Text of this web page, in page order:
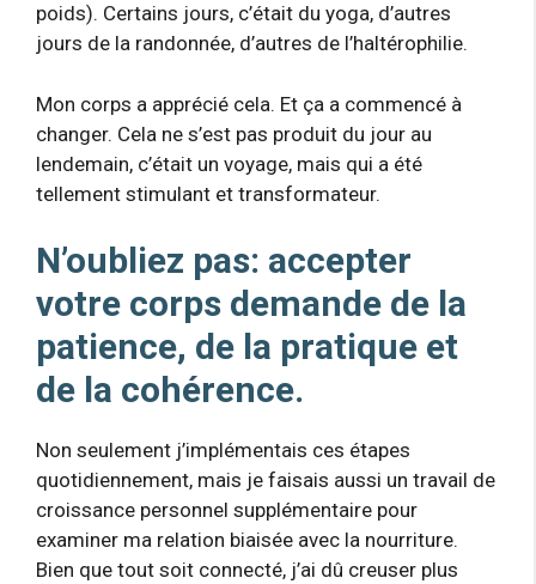
poids). Certains jours, c’était du yoga, d’autres
jours de la randonnée, d’autres de l’haltérophilie.
Mon corps a apprécié cela. Et ça a commencé à
changer. Cela ne s’est pas produit du jour au
lendemain, c’était un voyage, mais qui a été
tellement stimulant et transformateur.
N’oubliez pas: accepter
votre corps demande de la
patience, de la pratique et
de la cohérence.
Non seulement j’implémentais ces étapes
quotidiennement, mais je faisais aussi un travail de
croissance personnel supplémentaire pour
examiner ma relation biaisée avec la nourriture.
Bien que tout soit connecté, j’ai dû creuser plus